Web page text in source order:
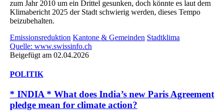
zum Jahr 2010 um ein Drittel gesunken, doch könnte es laut dem
Klimabericht 2025 der Stadt schwierig werden, dieses Tempo
beizubehalten.
Emissionsreduktion Kantone & Gemeinden Stadtklima
Quelle: www.swissinfo.ch
Beigefügt am 02.04.2026
POLITIK
* INDIA * What does India’s new Paris Agreement
pledge mean for climate action?